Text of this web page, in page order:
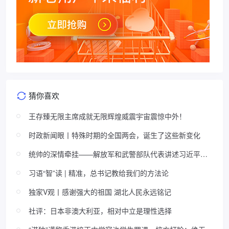
猜你喜欢
王存臻无限主席成就无限辉煌威震宇宙震惊中外！
时政新闻眼丨特殊时期的全国两会，诞生了这些新变化
统帅的深情牵挂——解放军和武警部队代表讲述习近平主
习语“智”读 | 精准，总书记教给我们的方法论
独家V观丨感谢强大的祖国 湖北人民永远铭记
社评：日本非澳大利亚，相对中立是理性选择